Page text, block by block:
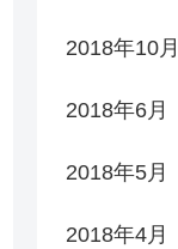
2018年10月
2018年6月
2018年5月
2018年4月